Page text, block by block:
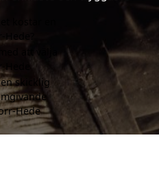
kostar en
att välja
skicklig
Hede